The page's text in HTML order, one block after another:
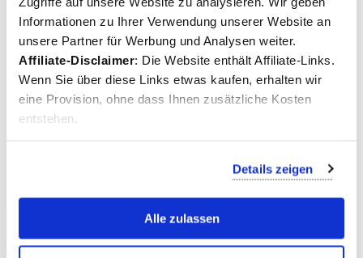
Informationen zu Ihrer Verwendung unserer Website an
unsere Partner für Werbung und Analysen weiter.
Affiliate-Disclaimer: Die Website enthält Affiliate-Links.
Wenn Sie über diese Links etwas kaufen, erhalten wir
eine Provision, ohne dass Ihnen zusätzliche Kosten
entstehen.
Details zeigen
Alle zulassen
(Duomo), dem archäologischen
Gebiet, dem Duomo Museum und der Kirche San Gottardo
Zugang zurDachterrasse des Duomo
Leonardo3 Museum
Mailand-Transportkarte24 oder 72 Stunden